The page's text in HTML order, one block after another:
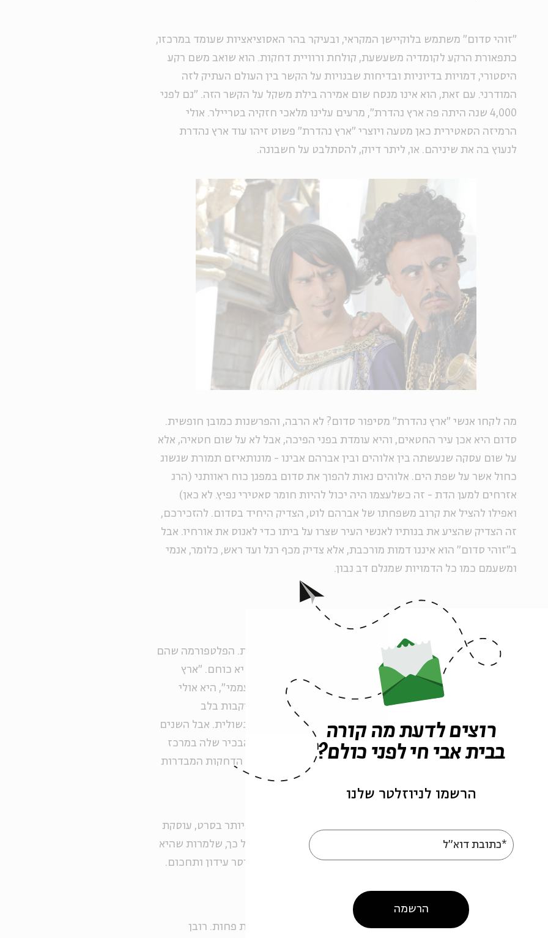
"זוהי סדום" משתמש בלוקיישן המקראי, ובעיקר בהר האסוציאציות שעומד במרכזו,
כתפאורת הרקע לקומדיה משעשעת, קולחת ורוויית דחקות. הוא שואב משם רקע
היסטורי, דמויות בדיוניות ובדיחות שבנויות על הקשר בין העולם העתיק לזה
המודרני. עם זאת, הוא אינו מנסח שום אמירה בילת משקל על הקשר הזה. "גם לפני
4,000 שנה היתה פה ארץ נהדרת", מרעים עלינו מלאכי חזקיה בטריילר. אולי
הרמיזה הסאטירית כאן מטעה ויוצרי "ארץ נהדרת" פשוט זיהו עוד ארץ נהדרת
לנעוץ בה את שיניהם. או, ליתר דיוק, להסתלבט על חשבונה.
מה לקחו אנשי "ארץ נהדרת" מסיפור סדום? לא הרבה, והפרשנות כמובן חופשית.
סדום היא אכן עיר החטאים, והיא עומדת בפני הפיכה, אבל לא על שום חטאיה, אלא
על שום עסקה שנעשתה בין אלוהים ובין אברהם אבינו - מונותאיזם תמורת שגשוג
כחול אשר על שפת הים. אלוהים נאות להפוך את סדום במפגן כוח ראוותני (הרג
אזרחים למען הדת - זה כשלעצמו היה יכול להיות חומר סאטירי נפיץ. לא כאן)
ואפילו להציל את קרוב משפחתו של אברהם לוט, הצדיק היחיד בסדום. להזכירכם,
זה הצדיק שהציע את בנותיו לאנשי העיר שצרו על ביתו כדי לאנוס את אורחיו. אבל
ב"זוהי סדום" הוא איננו דמות מורכבת, אלא צדיק מכף רגל ועד ראש, כלומר, אנמי
ומשעמם כמו כל הדמויות שמגלם דב נבון.
הברקה לא מנוצלת
ליוצרי הסרט ניתנה ההזדמנות לנסח כאן אמירה בעלת משמעות. הפלטפורמה שהם
ניצבים עליה, "ארץ נהדרת", מביאה אותם אל הנקודה הזאת בשיא כוחם. "ארץ
נהדרת" הפופולרית, עוגן השידורים של "קשת" ושל ערוץ 2 ה"עממי", היא אולי
תוכנית הטלוויזיה היחידה שיכולה להציג אמירות סאטיריות נוקבות בלב
הקונצנזוס מבלי להיות מתויגת כשמאלנית או להיות מבוטלת כשולית. אבל השנים
האחרונות מראות כי "ארץ נהדרת" מתחילה להתאהב במעמד הבכיר שלה במרכז
מדורת השבט, והמאזניים של התוכנית נוטים בבירור לבכר את הדחקות המבדרות
כך קורה שהבדיחה המדוברת, ואולי, למרבה הצער, המוצלחת ביותר בסרט, עוסקת
בנאדים, על כפל משמעויותיה של המילה. זו בדיחה ילדותית כל כך, שלמרות שהיא
עוברת בסרט בהצלחה רבה, בסופו של דבר היא מביכה מרוב חוסר עידון ותחכום.
"זוהי סדום" עשיר בבדיחות דומות - מתוחכמות יותר, מוצלחות פחות. רובן
רוצים לדעת מה קורה
בבית אבי חי לפני כולם?
הרשמו לניוזלטר שלנו
*כתובת דוא"ל
הרשמה